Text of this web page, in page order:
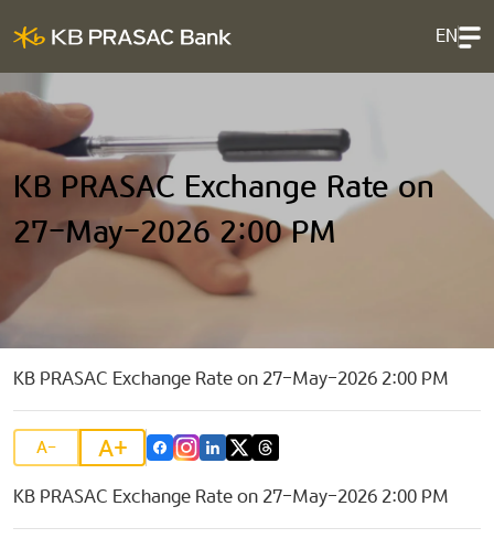
EN
KB PRASAC Exchange Rate on
27-May-2026 2:00 PM
KB PRASAC Exchange Rate on 27-May-2026 2:00 PM
A- A+
KB PRASAC Exchange Rate on 27-May-2026 2:00 PM